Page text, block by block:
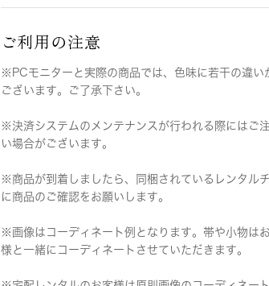
ご利用の注意
※PCモニターと実際の商品では、色味に若干の違い
ございます。ご了承下さい。
※決済システムのメンテナンスが行われる際にはご
い場合がございます。
※商品が到着しましたら、同梱されているレンタル
に商品のご確認をお願いします。
※画像はコーディネート例となります。帯や小物は
様と一緒にコーディネートさせていただきます。